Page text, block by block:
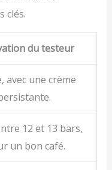
clés.
du testeur
avec une crème
12 et 13 bars,
un bon café.